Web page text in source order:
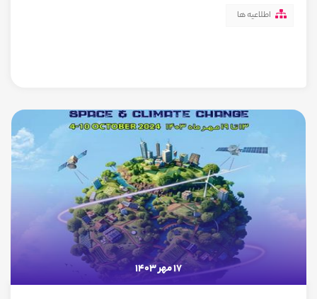
اطلاعیه ها
17 مهر 1403